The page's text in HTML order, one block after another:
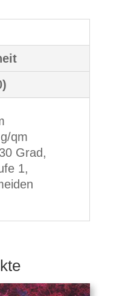
qm
Grad,
1,